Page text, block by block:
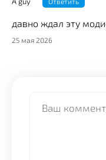
давно ждал эту
25 мая 2026